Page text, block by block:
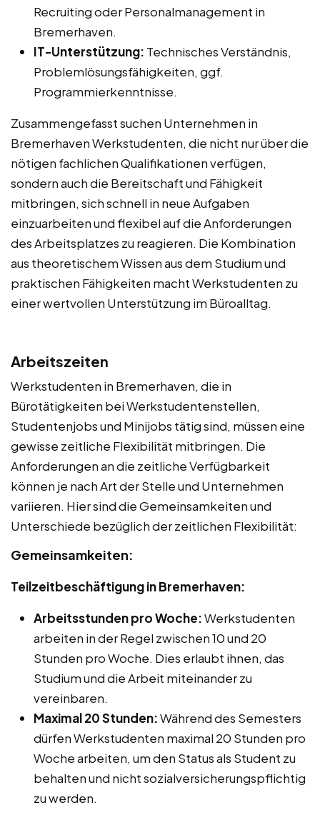
Recruiting oder Personalmanagement in
Bremerhaven.
IT-Unterstützung: Technisches Verständnis,
Problemlösungsfähigkeiten, ggf.
Programmierkenntnisse.
Zusammengefasst suchen Unternehmen in
Bremerhaven Werkstudenten, die nicht nur über die
nötigen fachlichen Qualifikationen verfügen,
sondern auch die Bereitschaft und Fähigkeit
mitbringen, sich schnell in neue Aufgaben
einzuarbeiten und flexibel auf die Anforderungen
des Arbeitsplatzes zu reagieren. Die Kombination
aus theoretischem Wissen aus dem Studium und
praktischen Fähigkeiten macht Werkstudenten zu
einer wertvollen Unterstützung im Büroalltag.
Arbeitszeiten
Werkstudenten in Bremerhaven, die in
Bürotätigkeiten bei Werkstudentenstellen,
Studentenjobs und Minijobs tätig sind, müssen eine
gewisse zeitliche Flexibilität mitbringen. Die
Anforderungen an die zeitliche Verfügbarkeit
können je nach Art der Stelle und Unternehmen
variieren. Hier sind die Gemeinsamkeiten und
Unterschiede bezüglich der zeitlichen Flexibilität:
Gemeinsamkeiten:
Teilzeitbeschäftigung in Bremerhaven:
Arbeitsstunden pro Woche:Werkstudenten
arbeiten in der Regel zwischen 10 und 20
Stunden pro Woche. Dies erlaubt ihnen, das
Studium und die Arbeit miteinander zu
vereinbaren.
Maximal 20 Stunden:Während des Semesters
dürfen Werkstudenten maximal 20 Stunden pro
Woche arbeiten, um den Status als Student zu
behalten und nicht sozialversicherungspflichtig
zu werden.